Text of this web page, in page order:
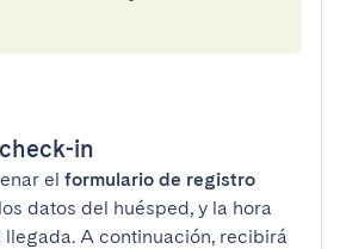
in
el formulario de registro
datos del huésped, y la hora
llegada. A continuación, recibirá